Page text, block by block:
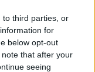
to third parties, or
for
below opt-out
that after your
seeing